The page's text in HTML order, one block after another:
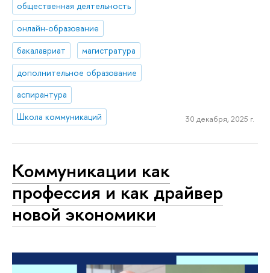
общественная деятельность
онлайн-образование
бакалавриат
магистратура
дополнительное образование
аспирантура
Школа коммуникаций
30 декабря, 2025 г.
Коммуникации как
профессия и как драйвер
новой экономики